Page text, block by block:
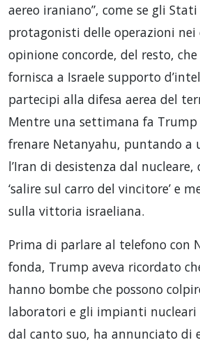
aereo iraniano”, come se gli
protagonisti delle operazioni nei
opinione concorde, del resto,
fornisca a Israele supporto
partecipi alla difesa aerea del
Mentre una settimana fa Trump
frenare Netanyahu, puntando a
l’Iran di desistenza dal nucleare,
‘salire sul carro del vincitore’ e
sulla vittoria israeliana.
Prima di parlare al telefono con
fonda, Trump aveva ricordato
hanno bombe che possono
laboratori e gli impianti nucleari
dal canto suo, ha annunciato di